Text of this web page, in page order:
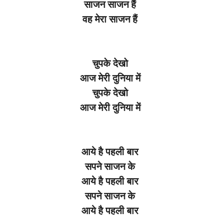
साजन साजन हैं
वह मेरा साजन हैं
चुपके देखो
आज मेरी दुनिया में
चुपके देखो
आज मेरी दुनिया में
आये है पहली बार
सपने साजन के
आये है पहली बार
सपने साजन के
आये है पहली बार